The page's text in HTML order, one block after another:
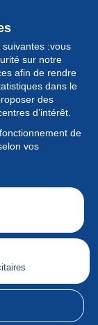
:vous
sur notre
afin de rendre
dans le
des
d’intérêt.
de
vos
Français